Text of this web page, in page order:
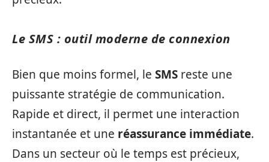
Le SMS : outil moderne de connexion
Bien que moins formel, le SMS reste une
puissante stratégie de communication.
Rapide et direct, il permet une interaction
instantanée et une réassurance immédiate.
Dans un secteur où le temps est précieux,